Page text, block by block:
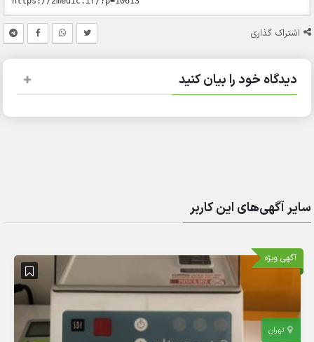
اشتراک گذاری
دیدگاه خود را بیان کنید
سایر آگهی‌های این کاربر
آگهی ویژه
تهران